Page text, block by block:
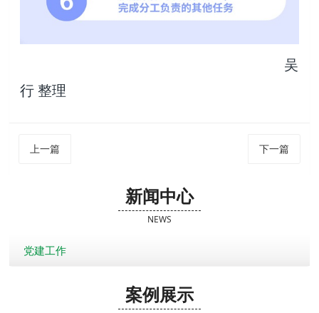
吴
行 整理
上一篇 下一篇
新闻中心
NEWS
党建工作
案例展示